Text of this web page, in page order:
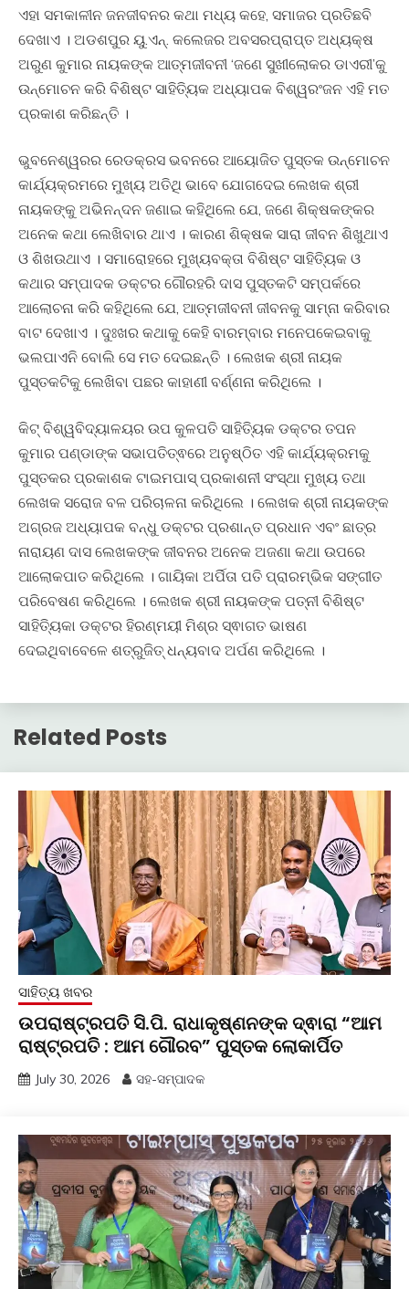
ଏହା ସମକାଳୀନ ଜନଜୀବନର କଥା ମଧ୍ୟ କହେ, ସମାଜର ପ୍ରତିଛବି
ଦେଖାଏ । ଅଡଶପୁର ୟୁ.ଏନ୍. କଲେଜର ଅବସରପ୍ରାପ୍ତ ଅଧ୍ୟକ୍ଷ
ଅରୁଣ କୁମାର ନାୟକଙ୍କ ଆତ୍ମଜୀବନୀ ‘ଜଣେ ସୁଖୀଲୋକର ଡାଏରୀ’କୁ
ଉନ୍ମୋଚନ କରି ବିଶିଷ୍ଟ ସାହିତ୍ୟିକ ଅଧ୍ୟାପକ ବିଶ୍ୱରଂଜନ ଏହି ମତ
ପ୍ରକାଶ କରିଛନ୍ତି ।
ଭୁବନେଶ୍ୱରର ରେଡକ୍ରସ ଭବନରେ ଆୟୋଜିତ ପୁସ୍ତକ ଉନ୍ମୋଚନ
କାର୍ଯ୍ୟକ୍ରମରେ ମୁଖ୍ୟ ଅତିଥି ଭାବେ ଯୋଗଦେଇ ଲେଖକ ଶ୍ରୀ
ନାୟକଙ୍କୁ ଅଭିନନ୍ଦନ ଜଣାଇ କହିଥିଲେ ଯେ, ଜଣେ ଶିକ୍ଷକଙ୍କର
ଅନେକ କଥା ଲେଖିବାର ଥାଏ । କାରଣ ଶିକ୍ଷକ ସାରା ଜୀବନ ଶିଖୁଥାଏ
ଓ ଶିଖଉଥାଏ । ସମାରୋହରେ ମୁଖ୍ୟବକ୍ତା ବିଶିଷ୍ଟ ସାହିତ୍ୟିକ ଓ
କଥାର ସମ୍ପାଦକ ଡକ୍ଟର ଗୌରହରି ଦାସ ପୁସ୍ତକଟି ସମ୍ପର୍କରେ
ଆଲୋଚନା କରି କହିଥିଲେ ଯେ, ଆତ୍ମଜୀବନୀ ଜୀବନକୁ ସାମ୍ନା କରିବାର
ବାଟ ଦେଖାଏ । ଦୁଃଖର କଥାକୁ କେହି ବାରମ୍ବାର ମନେପକେଇବାକୁ
ଭଲପାଏନି ବୋଲି ସେ ମତ ଦେଇଛନ୍ତି । ଲେଖକ ଶ୍ରୀ ନାୟକ
ପୁସ୍ତକଟିକୁ ଲେଖିବା ପଛର କାହାଣୀ ବର୍ଣ୍ଣନା କରିଥିଲେ ।
କିଟ୍ ବିଶ୍ୱବିଦ୍ୟାଳୟର ଉପ କୁଳପତି ସାହିତ୍ୟିକ ଡକ୍ଟର ତପନ
କୁମାର ପଣ୍ଡାଙ୍କ ସଭାପତିତ୍ଵରେ ଅନୁଷ୍ଠିତ ଏହି କାର୍ଯ୍ୟକ୍ରମକୁ
ପୁସ୍ତକର ପ୍ରକାଶକ ଟାଇମପାସ୍ ପ୍ରକାଶନୀ ସଂସ୍ଥା ମୁଖ୍ୟ ତଥା
ଲେଖକ ସରୋଜ ବଳ ପରିଚାଳନା କରିଥିଲେ । ଲେଖକ ଶ୍ରୀ ନାୟକଙ୍କ
ଅଗ୍ରଜ ଅଧ୍ୟାପକ ବନ୍ଧୁ ଡକ୍ଟର ପ୍ରଶାନ୍ତ ପ୍ରଧାନ ଏବଂ ଛାତ୍ର
ନାରାୟଣ ଦାସ ଲେଖକଙ୍କ ଜୀବନର ଅନେକ ଅଜଣା କଥା ଉପରେ
ଆଲୋକପାତ କରିଥିଲେ । ଗାୟିକା ଅର୍ପିତା ପତି ପ୍ରାରମ୍ଭିକ ସଙ୍ଗୀତ
ପରିବେଷଣ କରିଥିଲେ । ଲେଖକ ଶ୍ରୀ ନାୟକଙ୍କ ପତ୍ନୀ ବିଶିଷ୍ଟ
ସାହିତ୍ୟିକା ଡକ୍ଟର ହିରଣ୍ମୟୀ ମିଶ୍ର ସ୍ଵାଗତ ଭାଷଣ
ଦେଇଥିବାବେଳେ ଶତ୍ରୁଜିତ୍ ଧନ୍ୟବାଦ ଅର୍ପଣ କରିଥିଲେ ।
Related Posts
ସାହିତ୍ୟ ଖବର
ଉପରାଷ୍ଟ୍ରପତି ସି.ପି. ରାଧାକୃଷ୍ଣନଙ୍କ ଦ୍ଵାରା “ଆମ
ରାଷ୍ଟ୍ରପତି : ଆମ ଗୌରବ” ପୁସ୍ତକ ଲୋକାର୍ପିତ
July 30, 2026 ସହ-ସମ୍ପାଦକ